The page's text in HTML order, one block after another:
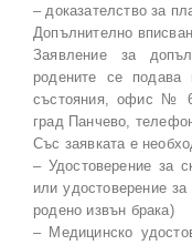
– доказателство за
Допълнително
Заявление за
родените се подава
състояния, офис №
град Панчево,
Със заявката е
– Удостоверение за
или удостоверение
родено извън брака)
– Медицинско